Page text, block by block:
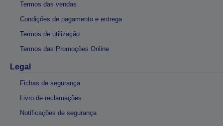
Termos das vendas
Condições de pagamento e entrega
Termos de utilização
Termos das Promoções Online
Legal
Fichas de segurança
Livro de reclamações
Notificações de segurança